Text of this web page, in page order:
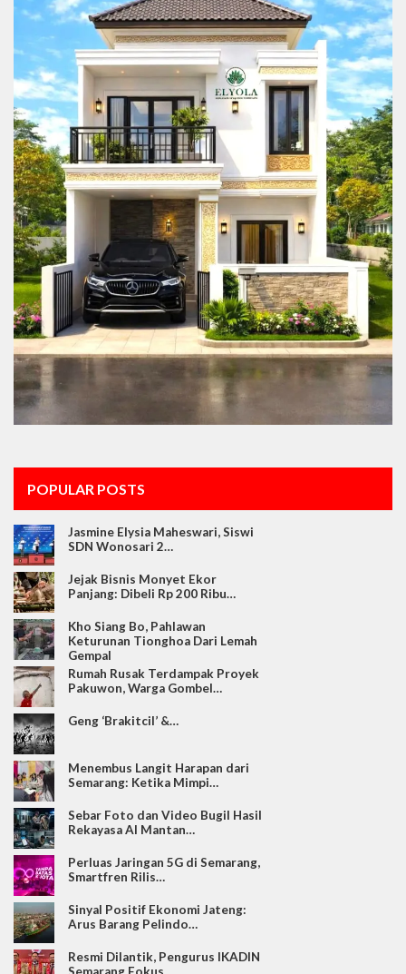
POPULAR POSTS
Jasmine Elysia Maheswari, Siswi
SDN Wonosari 2…
Jejak Bisnis Monyet Ekor
Panjang: Dibeli Rp 200 Ribu…
Kho Siang Bo, Pahlawan
Keturunan Tionghoa Dari Lemah
Gempal
Rumah Rusak Terdampak Proyek
Pakuwon, Warga Gombel…
Geng ‘Brakitcil’ &…
Menembus Langit Harapan dari
Semarang: Ketika Mimpi…
Sebar Foto dan Video Bugil Hasil
Rekayasa AI Mantan…
Perluas Jaringan 5G di Semarang,
Smartfren Rilis…
Sinyal Positif Ekonomi Jateng:
Arus Barang Pelindo…
Resmi Dilantik, Pengurus IKADIN
Semarang Fokus…